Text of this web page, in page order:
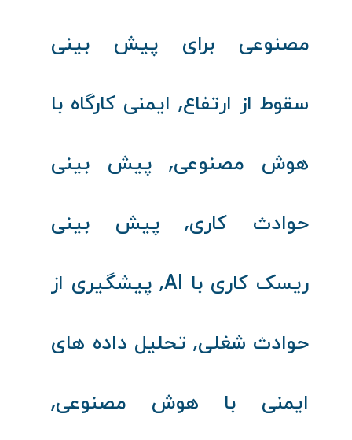
مصنوعی برای پیش‌ بینی
سقوط از ارتفاع, ایمنی کارگاه با
هوش مصنوعی, پیش‌ بینی
حوادث کاری, پیش‌ بینی
ریسک کاری با AI , پیشگیری از
حوادث شغلی, تحلیل داده‌ های
ایمنی با هوش مصنوعی,